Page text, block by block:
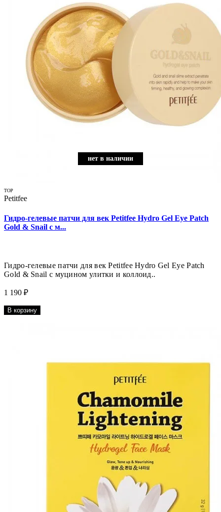
TOP
Petitfee
Гидро-гелевые патчи для век Petitfee Hydro Gel Eye Patch
Gold & Snail с м...
Гидро-гелевые патчи для век Petitfee Hydro Gel Eye Patch
Gold & Snail с муцином улитки и коллоид..
1 190 ₽
В корзину
нет в наличии
нет в наличии
нет в наличии
нет в наличии
нет в наличии
нет в наличии
нет в наличии
нет в наличии
нет в наличии
нет в наличии